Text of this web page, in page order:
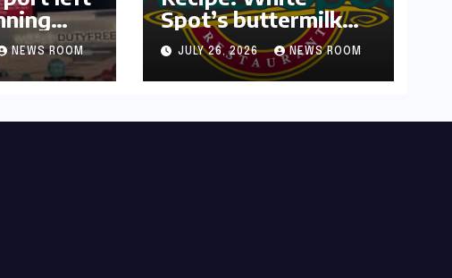
NEWS ROOM
Spot’s buttermilk
waffles and
blueberry compote​
Amy Judd​
JULY 26, 2026 NEWS ROOM